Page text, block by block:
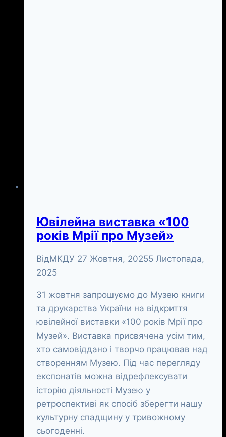
Ювілейна виставка «100
років Мрії про Музей»
ВідМКДУ 27 Жовтня, 20255 Листопада,
2025
31 жовтня запрошуємо до Музею книги
та друкарства України на відкриття
ювілейної виставки «100 років Мрії про
Музей». Виставка присвячена усім тим,
хто самовіддано і творчо працював над
створенням Музею. Під час перегляду
експонатів можна відрефлексувати
історію діяльності Музею у
ретроспективі як спосіб зберегти нашу
культурну спадщину у тривожному
сьогоденні.